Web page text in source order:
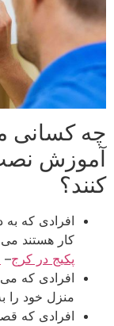
چه کسانی
آموزش
کنند؟
افرادی که به
کار هستند می
پکیج در کرج–
افرادی که
منزل خود
افرادی که